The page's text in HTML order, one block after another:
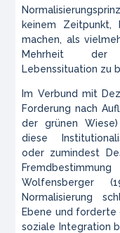
keinem Zeitpunkt,
machen, als
Mehrheit der
Lebenssituation zu
Im Verbund mit
Forderung nach
der grünen
diese
oder zumindest
Wolfensberger
Normalisierung
Ebene und forderte
soziale Integration